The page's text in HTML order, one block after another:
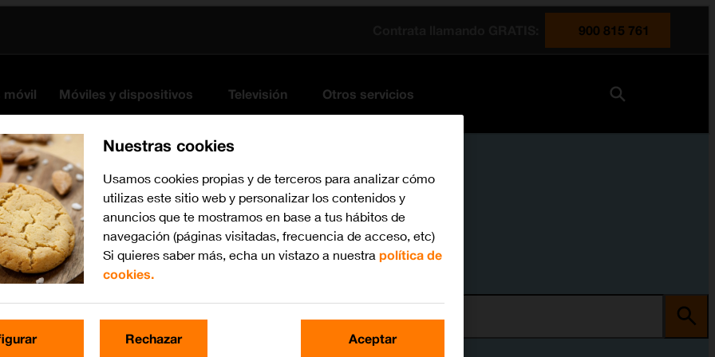
900 815 761
móvil Móviles y dispositivos Televisión Otros servicios
Nuestras cookies
Usamos cookies propias y de terceros para analizar cómo
utilizas este sitio web y personalizar los contenidos y
anuncios que te mostramos en base a tus hábitos de
navegación (páginas visitadas, frecuencia de acceso, etc)
Si quieres saber más, echa un vistazo a nuestra política de
cookies.
Rechazar Aceptar